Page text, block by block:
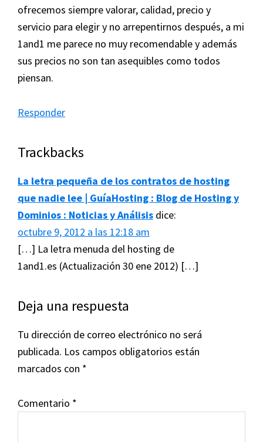
ofrecemos siempre valorar, calidad, precio y
servicio para elegir y no arrepentirnos después, a mi
1and1 me parece no muy recomendable y además
sus precios no son tan asequibles como todos
piensan.
Responder
Trackbacks
La letra pequeña de los contratos de hosting
que nadie lee | GuíaHosting : Blog de Hosting y
Dominios : Noticias y Análisis dice:
octubre 9, 2012 a las 12:18 am
[…] La letra menuda del hosting de
1and1.es (Actualización 30 ene 2012) […]
Deja una respuesta
Tu dirección de correo electrónico no será
publicada. Los campos obligatorios están
marcados con *
Comentario *